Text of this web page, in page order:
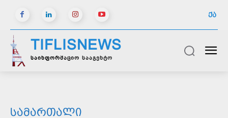
ᲥᲐ
TIFLISNEWS
საინფორმაციო სააგენტო
ᲡᲐᲛᲐᲠᲗᲐᲚᲘ